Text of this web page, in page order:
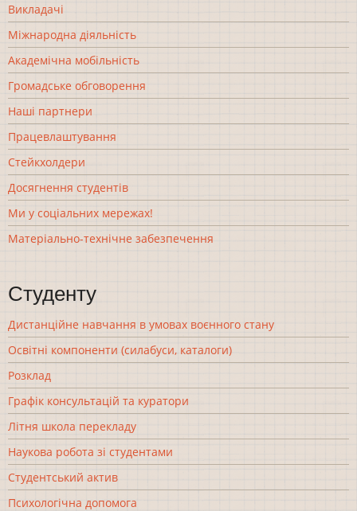
Викладачі
Міжнародна діяльність
Академічна мобільність
Громадське обговорення
Наші партнери
Працевлаштування
Стейкхолдери
Досягнення студентів
Ми у соціальних мережах!
Матеріально-технічне забезпечення
Студенту
Дистанційне навчання в умовах воєнного стану
Освітні компоненти (силабуси, каталоги)
Розклад
Графік консультацій та куратори
Літня школа перекладу
Наукова робота зі студентами
Студентський актив
Психологічна допомога